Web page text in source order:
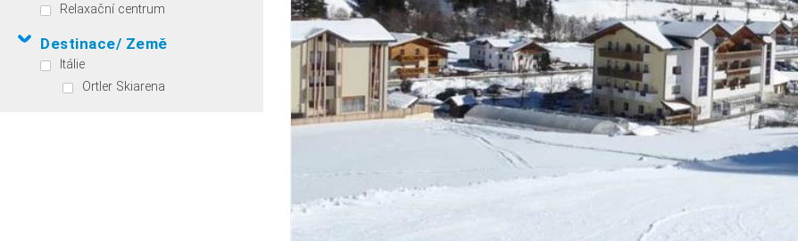
Relaxační centrum
Destinace/ Země
Itálie
Ortler Skiarena